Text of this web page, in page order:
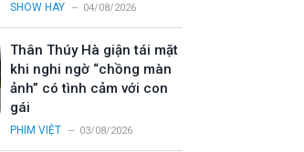
SHOW HAY 04/08/2026
Thân Thúy Hà giận tái mặt
khi nghi ngờ “chồng màn
ảnh” có tình cảm với con
gái
PHIM VIỆT 03/08/2026